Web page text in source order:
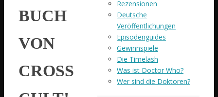
BUCH
VON
CROSS
Rezensionen
Deutsche
Veröffentlichungen
Episodenguides
Gewinnspiele
Die Timelash
Was ist Doctor Who?
Wer sind die Doktoren?